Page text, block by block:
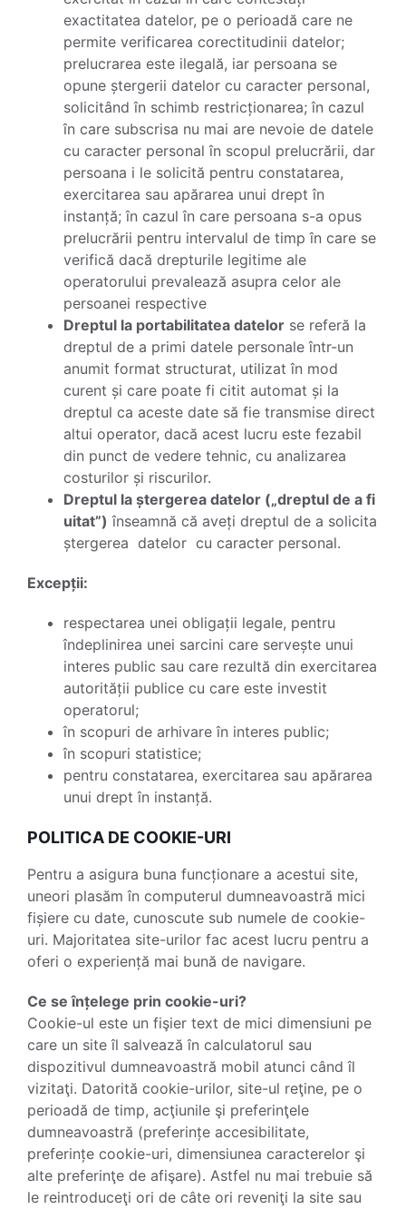
exactitatea datelor, pe o perioadă care ne
permite verificarea corectitudinii datelor;
prelucrarea este ilegală, iar persoana se
opune ștergerii datelor cu caracter personal,
solicitând în schimb restricționarea; în cazul
în care subscrisa nu mai are nevoie de datele
cu caracter personal în scopul prelucrării, dar
persoana i le solicită pentru constatarea,
exercitarea sau apărarea unui drept în
instanță; în cazul în care persoana s-a opus
prelucrării pentru intervalul de timp în care se
verifică dacă drepturile legitime ale
operatorului prevalează asupra celor ale
persoanei respective
Dreptul la portabilitatea datelor se referă la
dreptul de a primi datele personale într-un
anumit format structurat, utilizat în mod
curent și care poate fi citit automat și la
dreptul ca aceste date să fie transmise direct
altui operator, dacă acest lucru este fezabil
din punct de vedere tehnic, cu analizarea
costurilor și riscurilor.
Dreptul la ștergerea datelor („dreptul de a fi
uitat”) înseamnă că aveți dreptul de a solicita
ștergerea datelor cu caracter personal.
Excepții:
respectarea unei obligații legale, pentru
îndeplinirea unei sarcini care servește unui
interes public sau care rezultă din exercitarea
autorității publice cu care este investit
operatorul;
în scopuri de arhivare în interes public;
în scopuri statistice;
pentru constatarea, exercitarea sau apărarea
unui drept în instanță.
POLITICA DE COOKIE-URI
Pentru a asigura buna funcționare a acestui site,
uneori plasăm în computerul dumneavoastră mici
fișiere cu date, cunoscute sub numele de cookie-
uri. Majoritatea site-urilor fac acest lucru pentru a
oferi o experiență mai bună de navigare.
Ce se înțelege prin cookie-uri?
Cookie-ul este un fişier text de mici dimensiuni pe
care un site îl salvează în calculatorul sau
dispozitivul dumneavoastră mobil atunci când îl
vizitaţi. Datorită cookie-urilor, site-ul reţine, pe o
perioadă de timp, acţiunile şi preferinţele
dumneavoastră (preferințe accesibilitate,
preferințe cookie-uri, dimensiunea caracterelor şi
alte preferinţe de afişare). Astfel nu mai trebuie să
le reintroduceţi ori de câte ori reveniţi la site sau